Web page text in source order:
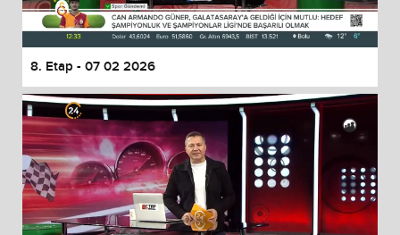
8. Etap - 07 02 2026